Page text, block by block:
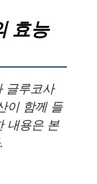
효능
글루코사
이 함께 들
내용은 본